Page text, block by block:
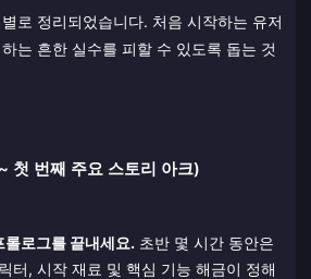
로 정리되었습니다. 처음 시작하는 유저
는 흔한 실수를 피할 수 있도록 돕는 것
첫 번째 주요 스토리 아크)
롤로그를 끝내세요. 초반 몇 시간 동안은
터, 시작 재료 및 핵심 기능 해금이 정해